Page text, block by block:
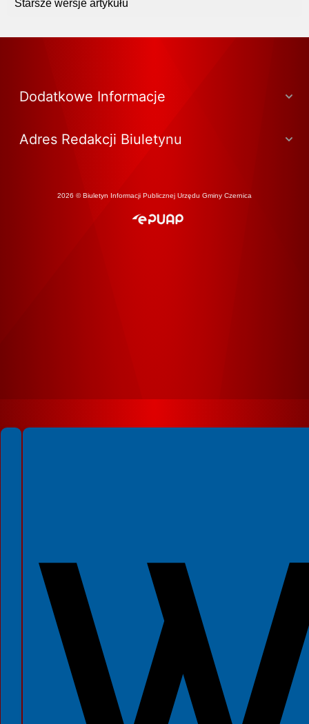
Starsze wersje artykułu
Dodatkowe Informacje
Adres Redakcji Biuletynu
2026 © Biuletyn Informacji Publicznej Urzędu Gminy Czernica
Spełniamy standardy WCAG 2.2
Spełniamy standardy W3C